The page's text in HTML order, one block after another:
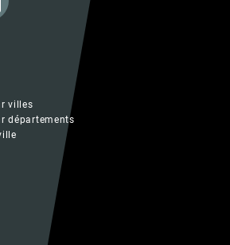
villes
départements